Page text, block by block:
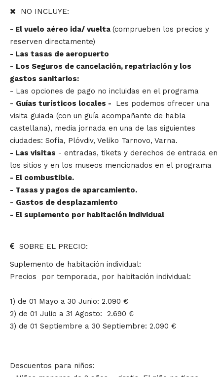
NO INCLUYE:
- El vuelo aéreo ida/ vuelta (comprueben los precios y
reserven directamente)
- Las tasas de aeropuerto
- Los Seguros de cancelación, repatriación y los
gastos sanitarios:
- Las opciones de pago no incluidas en el programa
- Guías turísticos locales -
Les podemos ofrecer una
visita guiada (con un guía acompañante de habla
castellana), media jornada en una de las siguientes
ciudades: Sofía, Plóvdiv, Veliko Tarnovo, Varna.
- Las visitas - entradas, tikets y derechos de entrada en
los sitios y en los museos mencionados en el programa
- El combustible.
- Tasas y pagos de aparcamiento.
- Gastos de desplazamiento
- El suplemento por habitación individual
SOBRE EL PRECIO:
Suplemento de habitación individual:
Precios por temporada, por habitación individual:
1) de 01 Mayo a 30 Junio: 2.090 €
2) de 01 Julio a 31 Agosto: 2.690 €
3) de 01 Septiembre a 30 Septiembre: 2.090 €
Descuentos para niños: